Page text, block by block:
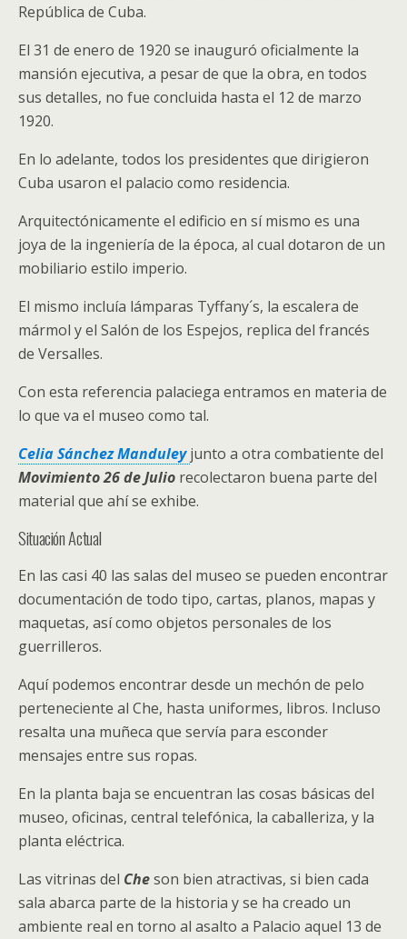
República de Cuba.
El 31 de enero de 1920 se inauguró oficialmente la
mansión ejecutiva, a pesar de que la obra, en todos
sus detalles, no fue concluida hasta el 12 de marzo
1920.
En lo adelante, todos los presidentes que dirigieron
Cuba usaron el palacio como residencia.
Arquitectónicamente el edificio en sí mismo es una
joya de la ingeniería de la época, al cual dotaron de un
mobiliario estilo imperio.
El mismo incluía lámparas Tyffany´s, la escalera de
mármol y el Salón de los Espejos, replica del francés
de Versalles.
Con esta referencia palaciega entramos en materia de
lo que va el museo como tal.
Celia Sánchez Manduley junto a otra combatiente del
Movimiento 26 de Julio recolectaron buena parte del
material que ahí se exhibe.
Situación Actual
En las casi 40 las salas del museo se pueden encontrar
documentación de todo tipo, cartas, planos, mapas y
maquetas, así como objetos personales de los
guerrilleros.
Aquí podemos encontrar desde un mechón de pelo
perteneciente al Che, hasta uniformes, libros. Incluso
resalta una muñeca que servía para esconder
mensajes entre sus ropas.
En la planta baja se encuentran las cosas básicas del
museo, oficinas, central telefónica, la caballeriza, y la
planta eléctrica.
Las vitrinas del Cheson bien atractivas, si bien cada
sala abarca parte de la historia y se ha creado un
ambiente real en torno al asalto a Palacio aquel 13 de